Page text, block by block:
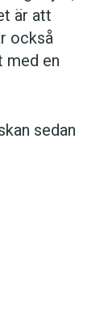
är att
också
en
sedan